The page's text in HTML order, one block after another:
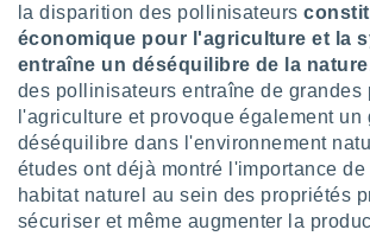
des
et du
études
et
1199
la disparition des pollinisateurs
économique pour l'agriculture et la
entraîne un déséquilibre de la
des pollinisateurs entraîne de grandes
l'agriculture et provoque également un
déséquilibre dans l'environnement
études ont déjà montré l'importance
habitat naturel au sein des propriétés
sécuriser et même augmenter la